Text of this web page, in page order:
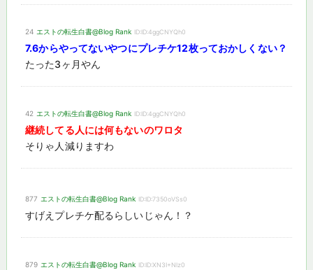
24 エストの転生白書@Blog Rank ID:ID:4ggCNYQh0
7.6からやってないやつにプレチケ12枚っておかしくない？
たった3ヶ月やん
42 エストの転生白書@Blog Rank ID:ID:4ggCNYQh0
継続してる人には何もないのワロタ
そりゃ人減りますわ
877 エストの転生白書@Blog Rank ID:ID:7350oVSs0
すげえプレチケ配るらしいじゃん！？
879 エストの転生白書@Blog Rank ID:ID:XN3I+Nlz0